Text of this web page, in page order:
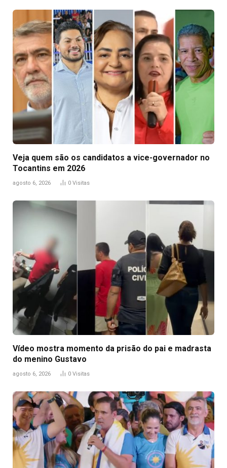
Veja quem são os candidatos a vice-governador no
Tocantins em 2026
agosto 6, 2026 0 Visitas
Vídeo mostra momento da prisão do pai e madrasta
do menino Gustavo
agosto 6, 2026 0 Visitas